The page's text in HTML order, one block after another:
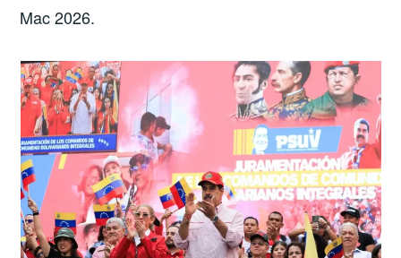
Mac 2026.